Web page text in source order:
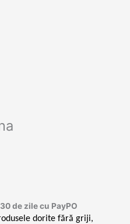
lei.
de zile cu PayPO
dorite fără griji,